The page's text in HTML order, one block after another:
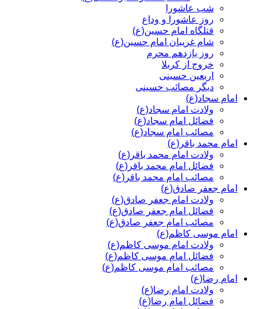
شب عاشورا
روز عاشورا و وداع
قتلگاه امام حسین(ع)
شام غریبان امام حسین(ع)
روز یازدهم محرم
خروج از کربلا
اربعین حسینی
دیگر مصائب حسینی
امام سجاد(ع)
ولادت امام سجاد(ع)
فضائل امام سجاد(ع)
مصائب امام سجاد(ع)
امام محمد باقر(ع)
ولادت امام محمد باقر(ع)
فضائل امام محمد باقر(ع)
مصائب امام محمد باقر(ع)
امام جعفر صادق(ع)
ولادت امام جعفر صادق(ع)
فضائل امام جعفر صادق(ع)
مصائب امام جعفر صادق(ع)
امام موسی کاظم(ع)
ولادت امام موسی کاظم(ع)
فضائل امام موسی کاظم(ع)
مصائب امام موسی کاظم(ع)
امام رضا(ع)
ولادت امام رضا(ع)
فضائل امام رضا(ع)